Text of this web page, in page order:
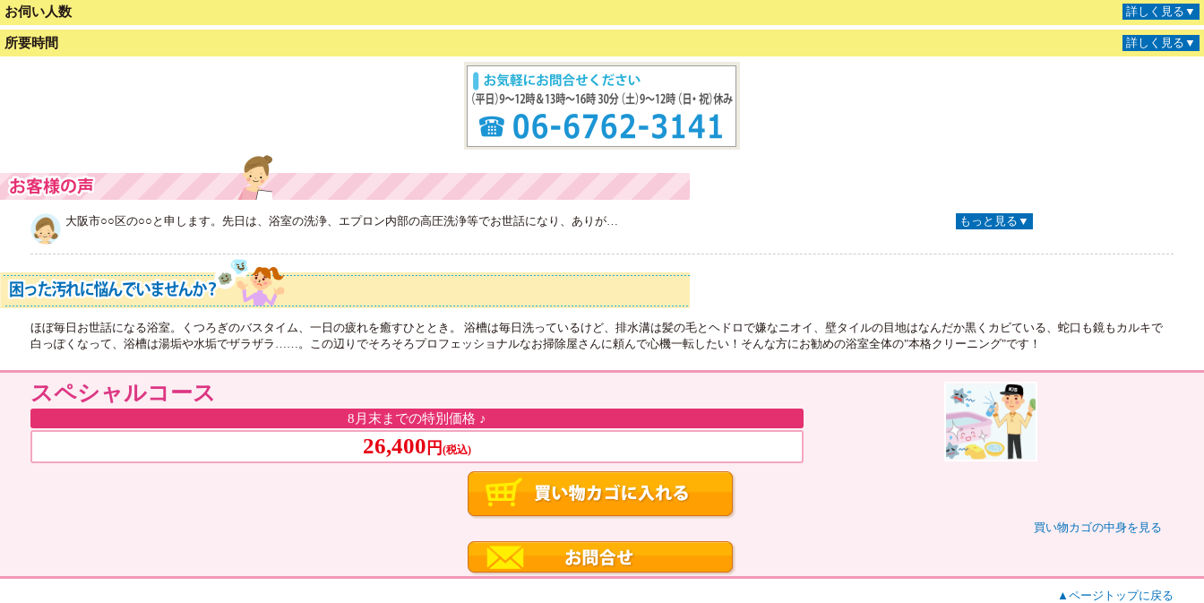
お伺い人数 詳しく見る▼
所要時間 詳しく見る▼
大阪市○○区の○○と申します。先日は、浴室の洗浄、エプロン内部の高圧洗浄等でお世話になり、ありが… もっと見る▼
ほぼ毎日お世話になる浴室。くつろぎのバスタイム、一日の疲れを癒すひととき。 浴槽は毎日洗っているけど、排水溝は髪の毛とヘドロで嫌なニオイ、壁タイルの目地はなんだか黒くカビている、蛇口も鏡もカルキで
白っぽくなって、浴槽は湯垢や水垢でザラザラ……。この辺りでそろそろプロフェッショナルなお掃除屋さんに頼んで心機一転したい！そんな方にお勧めの浴室全体の"本格クリーニング"です！
スペシャルコース
8月末までの特別価格 ♪
26,400 円 (税込)
買い物カゴの中身を見る
▲ページトップに戻る